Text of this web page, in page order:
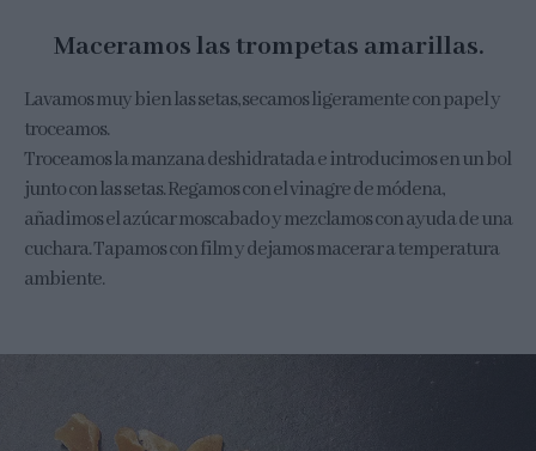
Maceramos las trompetas amarillas.
Lavamos muy bien las setas, secamos ligeramente con papel y
troceamos.
Troceamos la manzana deshidratada e introducimos en un bol
junto con las setas. Regamos con el vinagre de módena,
añadimos el azúcar moscabado y mezclamos con ayuda de una
cuchara. Tapamos con film y dejamos macerar a temperatura
ambiente.